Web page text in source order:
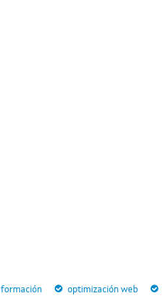
formación optimización web